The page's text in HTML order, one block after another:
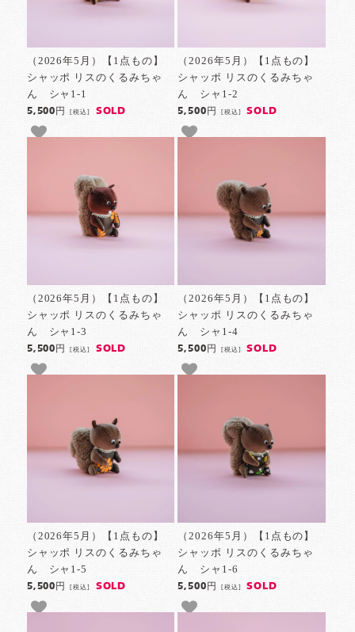
（2026年5月）【1点もの】
シャッポ リスのくるみちゃ
ん シャ1-1
5,500円[税込] SOLD
（2026年5月）【1点もの】
シャッポ リスのくるみちゃ
ん シャ1-2
5,500円 [税込] SOLD
（2026年5月）【1点もの】
シャッポ リスのくるみちゃ
ん シャ1-3
5,500円[税込] SOLD
（2026年5月）【1点もの】
シャッポ リスのくるみちゃ
ん シャ1-4
5,500円 [税込] SOLD
（2026年5月）【1点もの】
シャッポ リスのくるみちゃ
ん シャ1-5
5,500円[税込] SOLD
（2026年5月）【1点もの】
シャッポ リスのくるみちゃ
ん シャ1-6
5,500円 [税込] SOLD